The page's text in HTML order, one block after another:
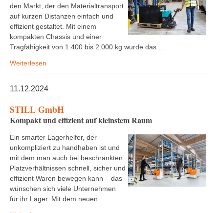
den Markt, der den Materialtransport
auf kurzen Distanzen einfach und
effizient gestaltet. Mit einem
kompakten Chassis und einer
Tragfähigkeit von 1.400 bis 2.000 kg wurde das ...
Weiterlesen
11.12.2024
STILL GmbH
Kompakt und effizient auf kleinstem Raum
Ein smarter Lagerhelfer, der
unkompliziert zu handhaben ist und
mit dem man auch bei beschränkten
Platzverhältnissen schnell, sicher und
effizient Waren bewegen kann – das
wünschen sich viele Unternehmen
für ihr Lager. Mit dem neuen ...